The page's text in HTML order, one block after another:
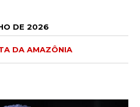
DE 2026
DA AMAZÔNIA